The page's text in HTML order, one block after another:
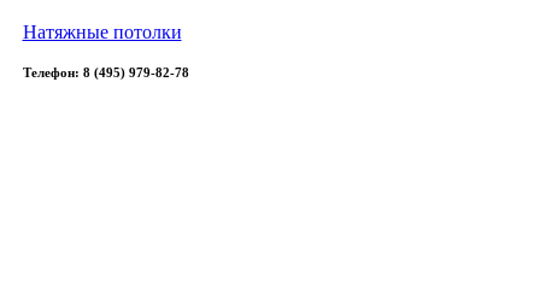
Натяжные потолки
Телефон: 8 (495) 979-82-78